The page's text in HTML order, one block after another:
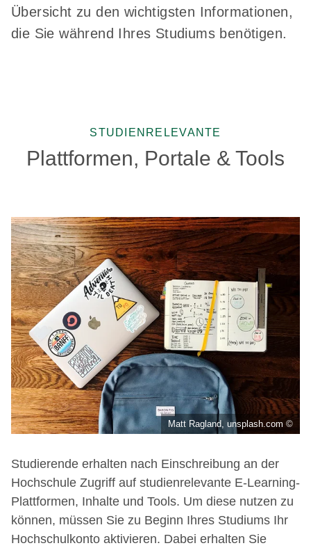
Übersicht zu den wichtigsten Informationen,
die Sie während Ihres Studiums benötigen.
Plattformen, Portale & Tools
STUDIENRELEVANTE
Matt Ragland, unsplash.com ©
Studierende erhalten nach Einschreibung an der
Hochschule Zugriff auf studienrelevante E-Learning-
Plattformen, Inhalte und Tools. Um diese nutzen zu
können, müssen Sie zu Beginn Ihres Studiums Ihr
Hochschulkonto aktivieren. Dabei erhalten Sie